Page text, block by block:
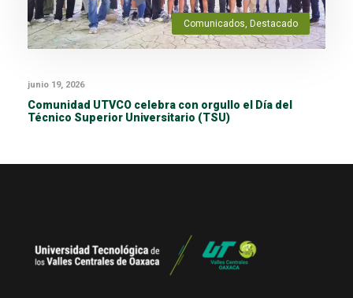
Comunicados, Destacado
junio 19, 2026
Comunidad UTVCO celebra con orgullo el Día del
Técnico Superior Universitario (TSU)